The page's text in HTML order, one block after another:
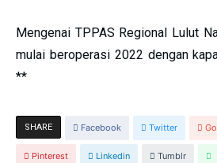
Mengenai TPPAS Regional Lulut
mulai beroperasi 2022 dengan
**
SHARE Facebook Twitter
Pinterest Linkedin Tumblr